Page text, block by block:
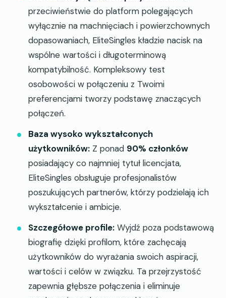
przeciwieństwie do platform polegających
wyłącznie na machnięciach i powierzchownych
dopasowaniach, EliteSingles kładzie nacisk na
wspólne wartości i długoterminową
kompatybilność. Kompleksowy test
osobowości w połączeniu z Twoimi
preferencjami tworzy podstawę znaczących
połączeń.
Baza wysoko wykształconych
użytkowników: Z ponad 90% członków
posiadający co najmniej tytuł licencjata,
EliteSingles obsługuje profesjonalistów
poszukujących partnerów, którzy podzielają ich
wykształcenie i ambicje.
Szczegółowe profile: Wyjdź poza podstawową
biografię dzięki profilom, które zachęcają
użytkowników do wyrażania swoich aspiracji,
wartości i celów w związku. Ta przejrzystość
zapewnia głębsze połączenia i eliminuje